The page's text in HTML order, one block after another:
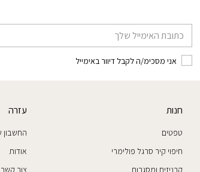
אני מסכימ/ה לקבל דיוור באימייל
חנות
טפטים
חיפוי קיר סרגל פולימרי
קרניזים ומסגרות
עזרה
החשבון
אודות
צור קשר